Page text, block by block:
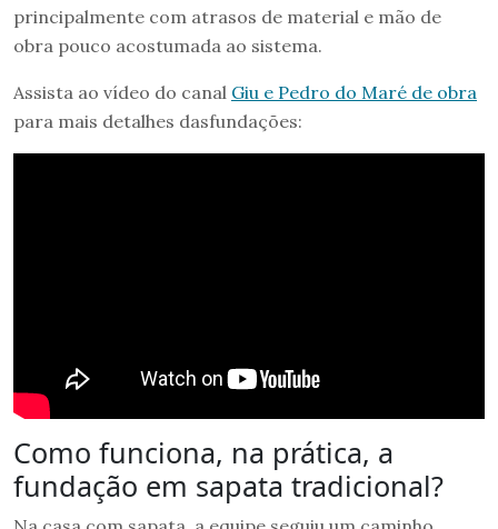
principalmente com atrasos de material e mão de
obra pouco acostumada ao sistema.
Assista ao vídeo do canal Giu e Pedro do Maré de obra
para mais detalhes dasfundações:
Como funciona, na prática, a
fundação em sapata tradicional?